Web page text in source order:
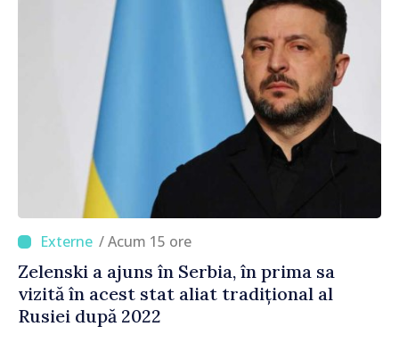
/ Acum 15 ore
Zelenski a ajuns în Serbia, în prima sa
vizită în acest stat aliat tradițional al
Rusiei după 2022